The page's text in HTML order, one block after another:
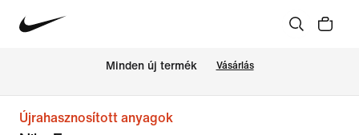
Minden új termék Vásárlás
Újrahasznosított anyagok